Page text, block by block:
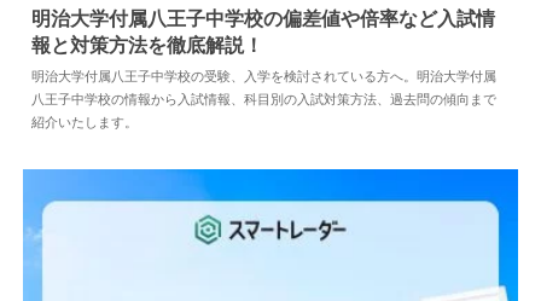
中学情報 2024.05.10
明治大学付属八王子中学校の偏差値や倍率など入試情
報と対策方法を徹底解説！
明治大学付属八王子中学校の受験、入学を検討されている方へ。明治大学付属
八王子中学校の情報から入試情報、科目別の入試対策方法、過去問の傾向まで
紹介いたします。